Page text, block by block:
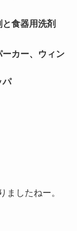
食器用洗剤
カー、ウィン
パ
ましたねー。